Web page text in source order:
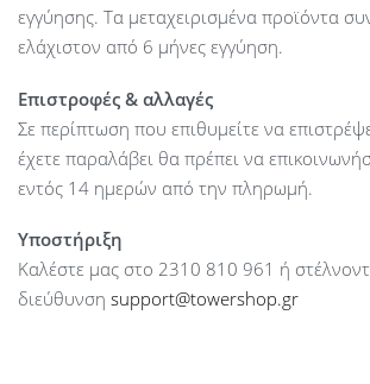
εγγύησης. Τα μεταχειρισμένα προϊόντα
ελάχιστον από 6 μήνες εγγύηση.
Επιστροφές & αλλαγές
Σε περίπτωση που επιθυμείτε να
έχετε παραλάβει θα πρέπει να
εντός 14 ημερών από την πληρωμή.
Υποστήριξη
Καλέστε μας στο 2310 810 961 ή
διεύθυνση support@towershop.gr